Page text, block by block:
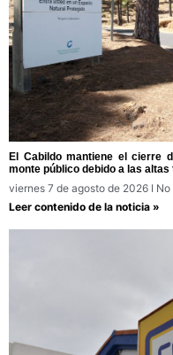
El Cabildo mantiene el cierre
monte público debido a las
viernes 7 de agosto de 2026
Leer contenido de la noticia »